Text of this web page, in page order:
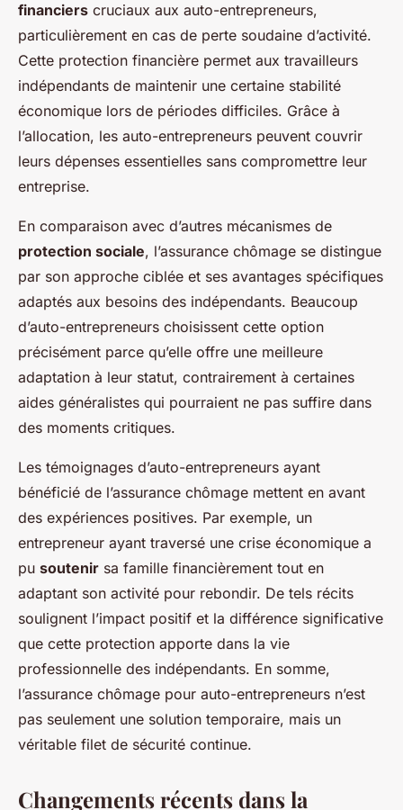
financiers cruciaux aux auto-entrepreneurs,
particulièrement en cas de perte soudaine d’activité.
Cette protection financière permet aux travailleurs
indépendants de maintenir une certaine stabilité
économique lors de périodes difficiles. Grâce à
l’allocation, les auto-entrepreneurs peuvent couvrir
leurs dépenses essentielles sans compromettre leur
entreprise.
En comparaison avec d’autres mécanismes de
protection sociale, l’assurance chômage se distingue
par son approche ciblée et ses avantages spécifiques
adaptés aux besoins des indépendants. Beaucoup
d’auto-entrepreneurs choisissent cette option
précisément parce qu’elle offre une meilleure
adaptation à leur statut, contrairement à certaines
aides généralistes qui pourraient ne pas suffire dans
des moments critiques.
Les témoignages d’auto-entrepreneurs ayant
bénéficié de l’assurance chômage mettent en avant
des expériences positives. Par exemple, un
entrepreneur ayant traversé une crise économique a
pu soutenir sa famille financièrement tout en
adaptant son activité pour rebondir. De tels récits
soulignent l’impact positif et la différence significative
que cette protection apporte dans la vie
professionnelle des indépendants. En somme,
l’assurance chômage pour auto-entrepreneurs n’est
pas seulement une solution temporaire, mais un
véritable filet de sécurité continue.
Changements récents dans la